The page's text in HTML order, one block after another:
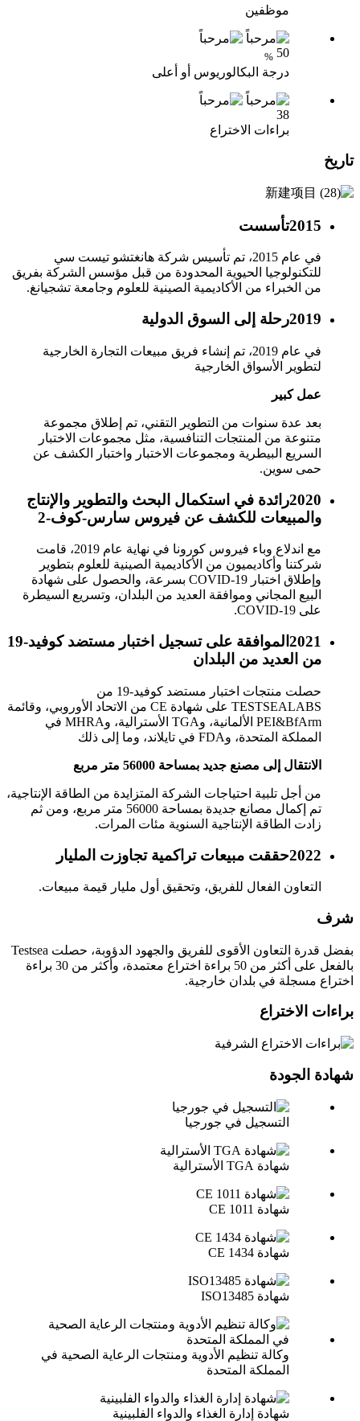
موظفين
50
%
درجة البكالوريوس أو أعلى
38
براءات الاختراع
تاريخ
2015تأسست
في عام 2015، تم تأسيس شركة هانغتشو تيست سي
للتكنولوجيا الحيوية المحدودة من قبل مؤسس الشركة بفريق
من الخبراء من الأكاديمية الصينية للعلوم وجامعة تشجيانغ.
2019رحلة إلى السوق الدولية
في عام 2019، تم إنشاء فريق مبيعات التجارة الخارجية
لتطوير الأسواق الخارجية
عمل كبير
بعد عدة سنوات من التطوير التقني، تم إطلاق مجموعة
متنوعة من المنتجات التنافسية، مثل مجموعات الاختبار
السريع البيطرية ومجموعات الاختبار واختبار الكشف عن
حمى سوين.
2020رائدة في استكمال البحث والتطوير والإنتاج
والمبيعات للكشف عن فيروس سارس-كوف-2
مع اندلاع وباء فيروس كورونا في نهاية عام 2019، قامت
شركتنا وأكاديميون من الأكاديمية الصينية للعلوم بتطوير
وإطلاق اختبار COVID-19 بسرعة، والحصول على شهادة
البيع المجاني وموافقة العديد من البلدان، وتسريع السيطرة
على COVID-19.
2021
الموافقة على تسجيل اختبار مستضد كوفيد-19
من العديد من البلدان
حصلت منتجات اختبار مستضد كوفيد-19 من
TESTSEALABS على شهادة CE من الاتحاد الأوروبي، وقائمة
PEI&BfArm الألمانية، وTGA الأسترالية، وMHRA في
المملكة المتحدة، وFDA في تايلاند، وما إلى ذلك
الانتقال إلى مصنع جديد بمساحة 56000 متر مربع
من أجل تلبية احتياجات الشركة المتزايدة من الطاقة الإنتاجية،
تم إكمال مصانع جديدة بمساحة 56000 متر مربع، ومن ثم
زادت الطاقة الإنتاجية السنوية مئات المرات.
2022حققت مبيعات تراكمية تجاوزت المليار
التعاون الفعال للفريق، وتحقيق أول مليار قيمة مبيعات.
شرف
بفضل قدرة التعاون الأقوى للفريق والجهود الدؤوبة، حصلت Testsea
بالفعل على أكثر من 50 براءة اختراع معتمدة، وأكثر من 30 براءة
اختراع مسجلة في بلدان خارجية.
براءات الاختراع
شهادة الجودة
التسجيل في جورجيا
شهادة TGA الأسترالية
شهادة CE 1011
شهادة CE 1434
شهادة ISO13485
وكالة تنظيم الأدوية ومنتجات الرعاية الصحية في
المملكة المتحدة
شهادة إدارة الغذاء والدواء الفلبينية